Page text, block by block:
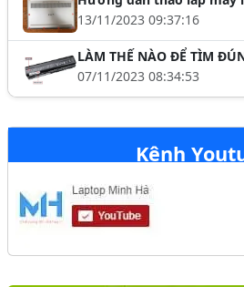
13/11/2023 09:37:16
LÀM THẾ NÀO ĐỂ TÌM
07/11/2023 08:34:53
Kênh